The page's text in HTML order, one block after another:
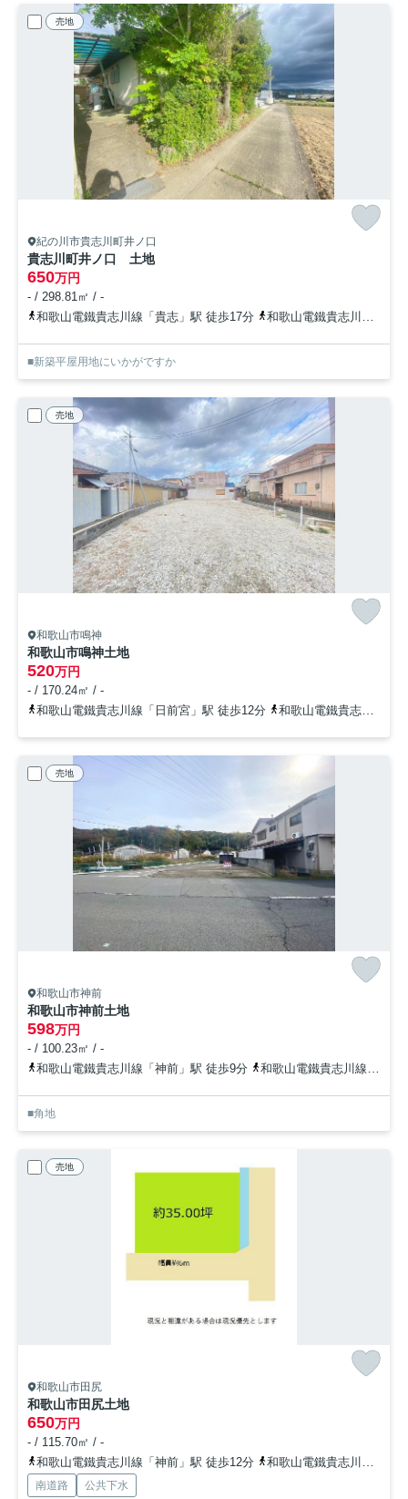
売地
紀の川市貴志川町井ノ口
貴志川町井ノ口 土地
650万円
- / 298.81㎡ / -
和歌山電鐵貴志川線「貴志」駅 徒歩17分
和歌山電鐵貴志川線「甘露寺前」駅 徒歩32分
■新築平屋用地にいかがですか
売地
和歌山市鳴神
和歌山市鳴神土地
520万円
- / 170.24㎡ / -
和歌山電鐵貴志川線「日前宮」駅 徒歩12分
和歌山電鐵貴志川線「田中口」駅 徒歩22分
売地
和歌山市神前
和歌山市神前土地
598万円
- / 100.23㎡ / -
和歌山電鐵貴志川線「神前」駅 徒歩9分
和歌山電鐵貴志川線「竈山」駅 徒歩18分
■角地
売地
和歌山市田尻
和歌山市田尻土地
650万円
- / 115.70㎡ / -
和歌山電鐵貴志川線「神前」駅 徒歩12分
和歌山電鐵貴志川線「竈山」駅 徒歩17分
南道路 公共下水